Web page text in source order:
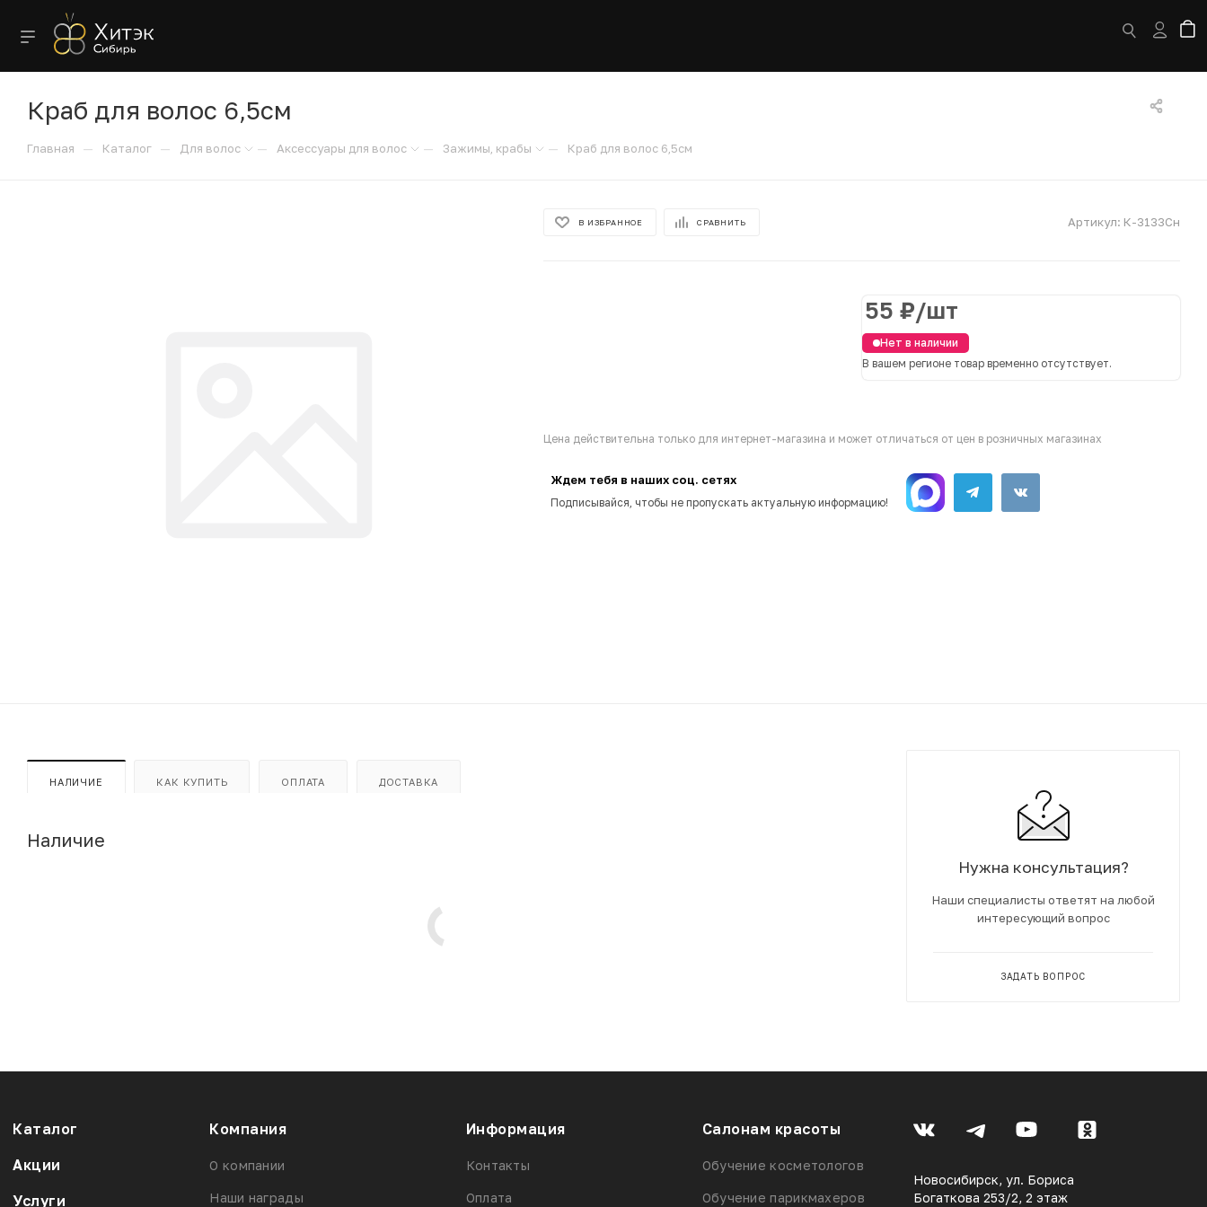
Краб для волос 6,5см
Главная — Каталог — Для волос — Аксессуары для волос — Зажимы, крабы — Краб для волос 6,5см
В ИЗБРАННОЕ СРАВНИТЬ Артикул: К-3133Сн
55 ₽/шт
Нет в наличии
В вашем регионе товар временно отсутствует.
Цена действительна только для интернет-магазина и может отличаться от цен в розничных магазинах
Ждем тебя в наших соц. сетях
Подписывайся, чтобы не пропускать актуальную информацию!
НАЛИЧИЕ КАК КУПИТЬ ОПЛАТА ДОСТАВКА
Наличие
Нужна консультация?
Наши специалисты ответят на любой
интересующий вопрос
ЗАДАТЬ ВОПРОС
Каталог
Акции
Услуги
Компания
О компании
Наши награды
Информация
Контакты
Оплата
Салонам красоты
Обучение косметологов
Обучение парикмахеров
Новосибирск, ул. Бориса
Богаткова 253/2, 2 этаж